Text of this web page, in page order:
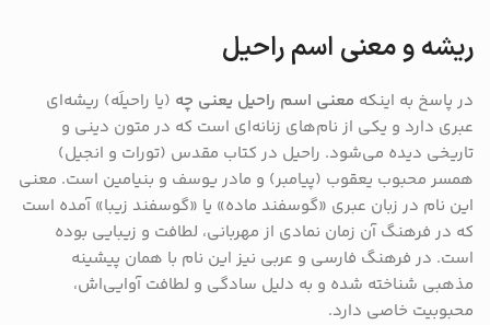
ریشه و معنی اسم راحیل
در پاسخ به اینکه معنی اسم راحیل یعنی چه (یا راحیلَه) ریشه‌ای
عبری دارد و یکی از نام‌های زنانه‌ای است که در متون دینی و
تاریخی دیده می‌شود. راحیل در کتاب مقدس (تورات و انجیل)
همسر محبوب یعقوب (پیامبر) و مادر یوسف و بنیامین است. معنی
این نام در زبان عبری «گوسفند ماده» یا «گوسفند زیبا» آمده است
که در فرهنگ آن زمان نمادی از مهربانی، لطافت و زیبایی بوده
است. در فرهنگ فارسی و عربی نیز این نام با همان پیشینه
مذهبی شناخته شده و به دلیل سادگی و لطافت آوایی‌اش،
محبوبیت خاصی دارد.